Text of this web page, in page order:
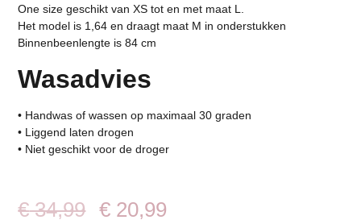
One size geschikt van XS tot en met maat L.
Het model is 1,64 en draagt maat M in onderstukken
Binnenbeenlengte is 84 cm
Wasadvies
• Handwas of wassen op maximaal 30 graden
• Liggend laten drogen
• Niet geschikt voor de droger
€34,99 € 20,99